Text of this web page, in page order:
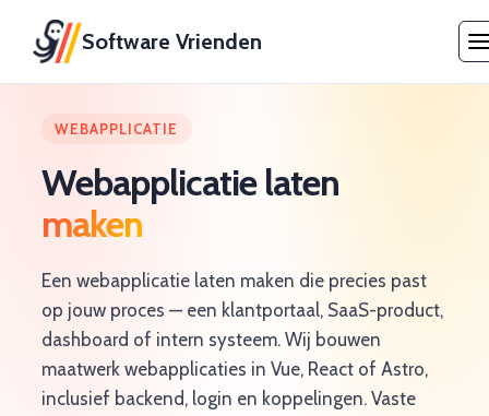
Software Vrienden
WEBAPPLICATIE
Webapplicatie laten
maken
Een webapplicatie laten maken die precies past
op jouw proces — een klantportaal, SaaS-product,
dashboard of intern systeem. Wij bouwen
maatwerk webapplicaties in Vue, React of Astro,
inclusief backend, login en koppelingen. Vaste